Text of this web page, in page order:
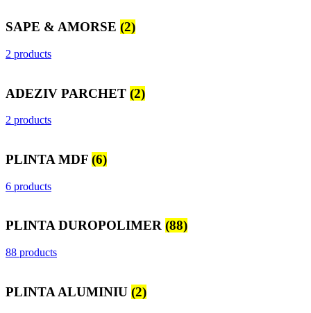
SAPE & AMORSE (2)
2 products
ADEZIV PARCHET (2)
2 products
PLINTA MDF (6)
6 products
PLINTA DUROPOLIMER (88)
88 products
PLINTA ALUMINIU (2)